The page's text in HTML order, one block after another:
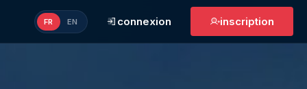
FR EN connexion inscription